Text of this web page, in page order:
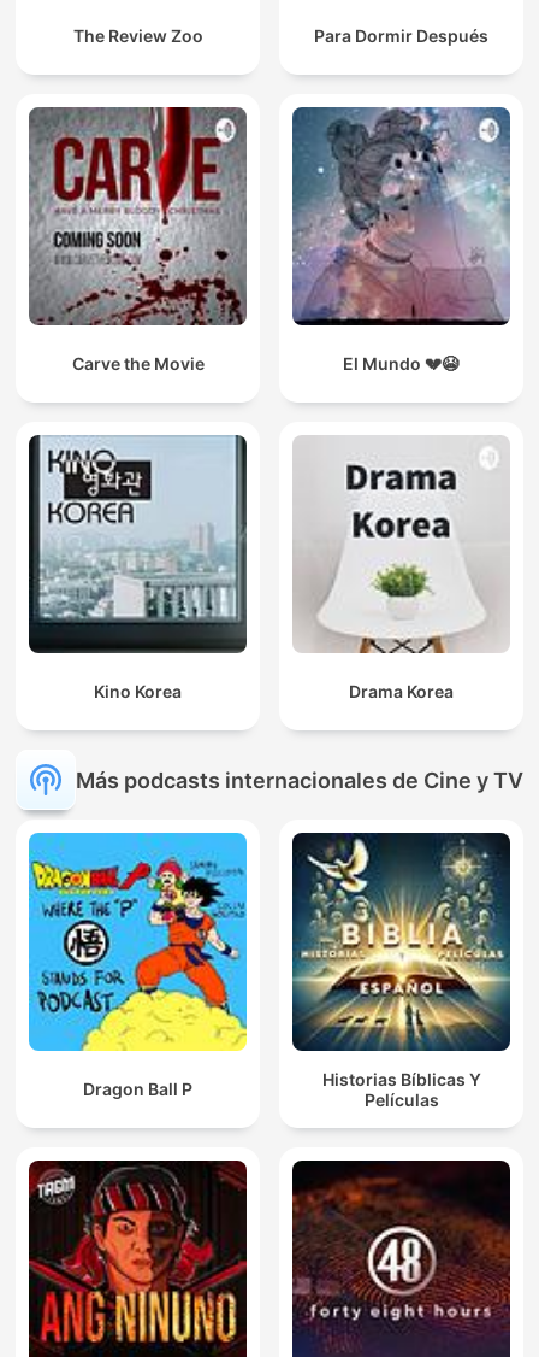
The Review Zoo Para Dormir Después
Carve the Movie El Mundo 💔😭
Kino Korea Drama Korea
Más podcasts internacionales de Cine y TV
Dragon Ball P
Historias Bíblicas Y
Películas